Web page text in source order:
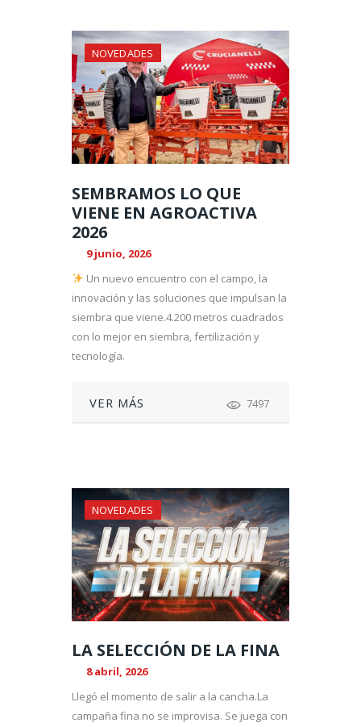
NOVEDADES
SEMBRAMOS LO QUE
VIENE EN AGROACTIVA
2026
9 junio, 2026
Un nuevo encuentro con el campo, la
innovación y las soluciones que impulsan la
siembra que viene.4.200 metros cuadrados
con lo mejor en siembra, fertilización y
tecnología.
VER MÁS 7497
NOVEDADES
LA SELECCIÓN DE LA FINA
8 abril, 2026
Llegó el momento de salir a la cancha.La
campaña fina no se improvisa. Se juega con